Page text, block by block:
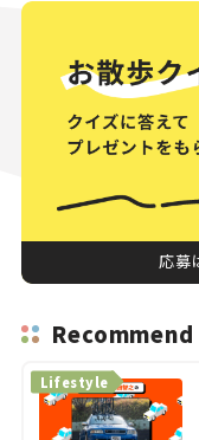
応募
Recommend
Lifestyle